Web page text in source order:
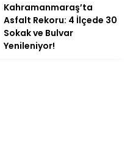
Kahramanmaraş’ta
Asfalt Rekoru: 4 İlçede 30
Sokak ve Bulvar
Yenileniyor!